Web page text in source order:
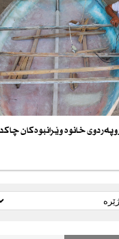
خانوە وێرانبوەكان